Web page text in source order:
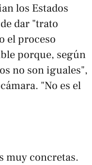
los Estados
dar "trato
el proceso
porque, según
no son iguales",
"No es el
muy concretas.